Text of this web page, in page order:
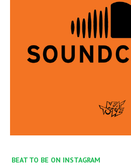
BEAT TO BE ON INSTAGRAM